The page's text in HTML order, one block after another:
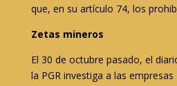
que, en su artículo 74, los
Zetas mineros
El 30 de octubre pasado, el
la PGR investiga a las